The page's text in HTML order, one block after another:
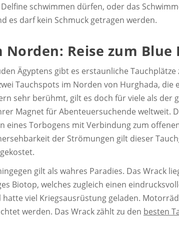
schwimmen dürfen, oder das
es darf kein Schmuck getragen werden.
Norden: Reise zum Blue
Ägyptens gibt es erstaunliche
Tauchspots im Norden von Hurghada,
sehr berühmt, gilt es doch für viele als
Magnet für Abenteuersuchende
eines Torbogens mit Verbindung zum
der Strömungen gilt dieser
gilt als wahres Paradies. Das Wrack
Biotop, welches zugleich einen
viel Kriegsausrüstung geladen.
werden. Das Wrack zählt zu den besten